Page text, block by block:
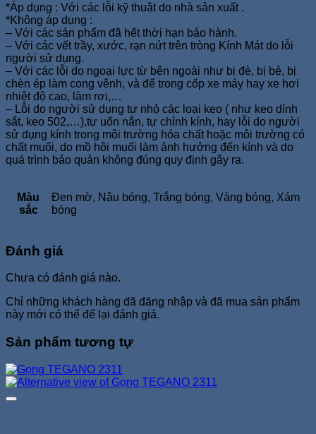
*Áp dụng : Với các lỗi kỹ thuật do nhà sản xuất .
*Không áp dụng :
– Với các sản phẩm đã hết thời hạn bảo hành.
– Với các vết trầy, xước, rạn nứt trên tròng Kính Mát do lỗi
người sử dụng.
– Với các lỗi do ngoại lực từ bên ngoài như bị đè, bị bẻ, bị
chèn ép làm cong vênh, và để trong cốp xe máy hay xe hơi
nhiệt độ cao, làm rơi,…
– Lỗi do người sử dụng tự nhỏ các loại keo ( như keo dính
sắt, keo 502,…),tự uốn nắn, tự chỉnh kính, hay lỗi do người
sử dụng kính trong môi trường hóa chất hoặc môi trường có
chất muối, do mồ hôi muối làm ảnh hưởng đến kính và do
quá trình bảo quản không đúng quy định gây ra.
Màu
sắc
Đen mờ, Nâu bóng, Trắng bóng, Vàng bóng, Xám
bóng
Đánh giá
Chưa có đánh giá nào.
Chỉ những khách hàng đã đăng nhập và đã mua sản phẩm
này mới có thể để lại đánh giá.
Sản phẩm tương tự